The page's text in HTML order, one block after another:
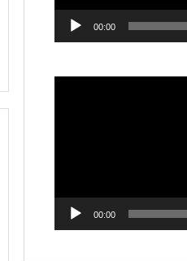
00:00
00:00